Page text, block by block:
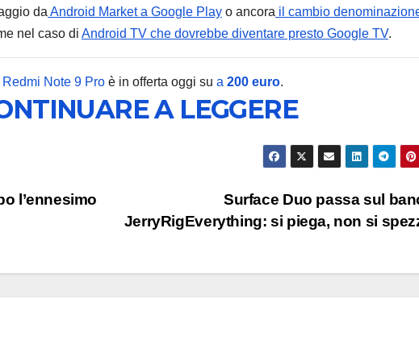
da Android Market a Google Play o ancora il cambio
nel caso di Android TV che dovrebbe diventare presto Google TV.
Redmi Note 9 Pro è in offerta oggi su a 200 euro.
A LEGGERE
Surface Duo passa sul
JerryRigEverything: si piega, non si
l’ennesimo
costa
e